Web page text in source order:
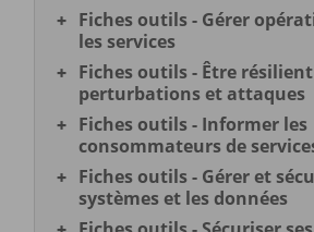
Fiches outils - Gérer
les services
Fiches outils - Être
perturbations et attaques
Fiches outils - Informer les
consommateurs de
Fiches outils - Gérer et
systèmes et les données